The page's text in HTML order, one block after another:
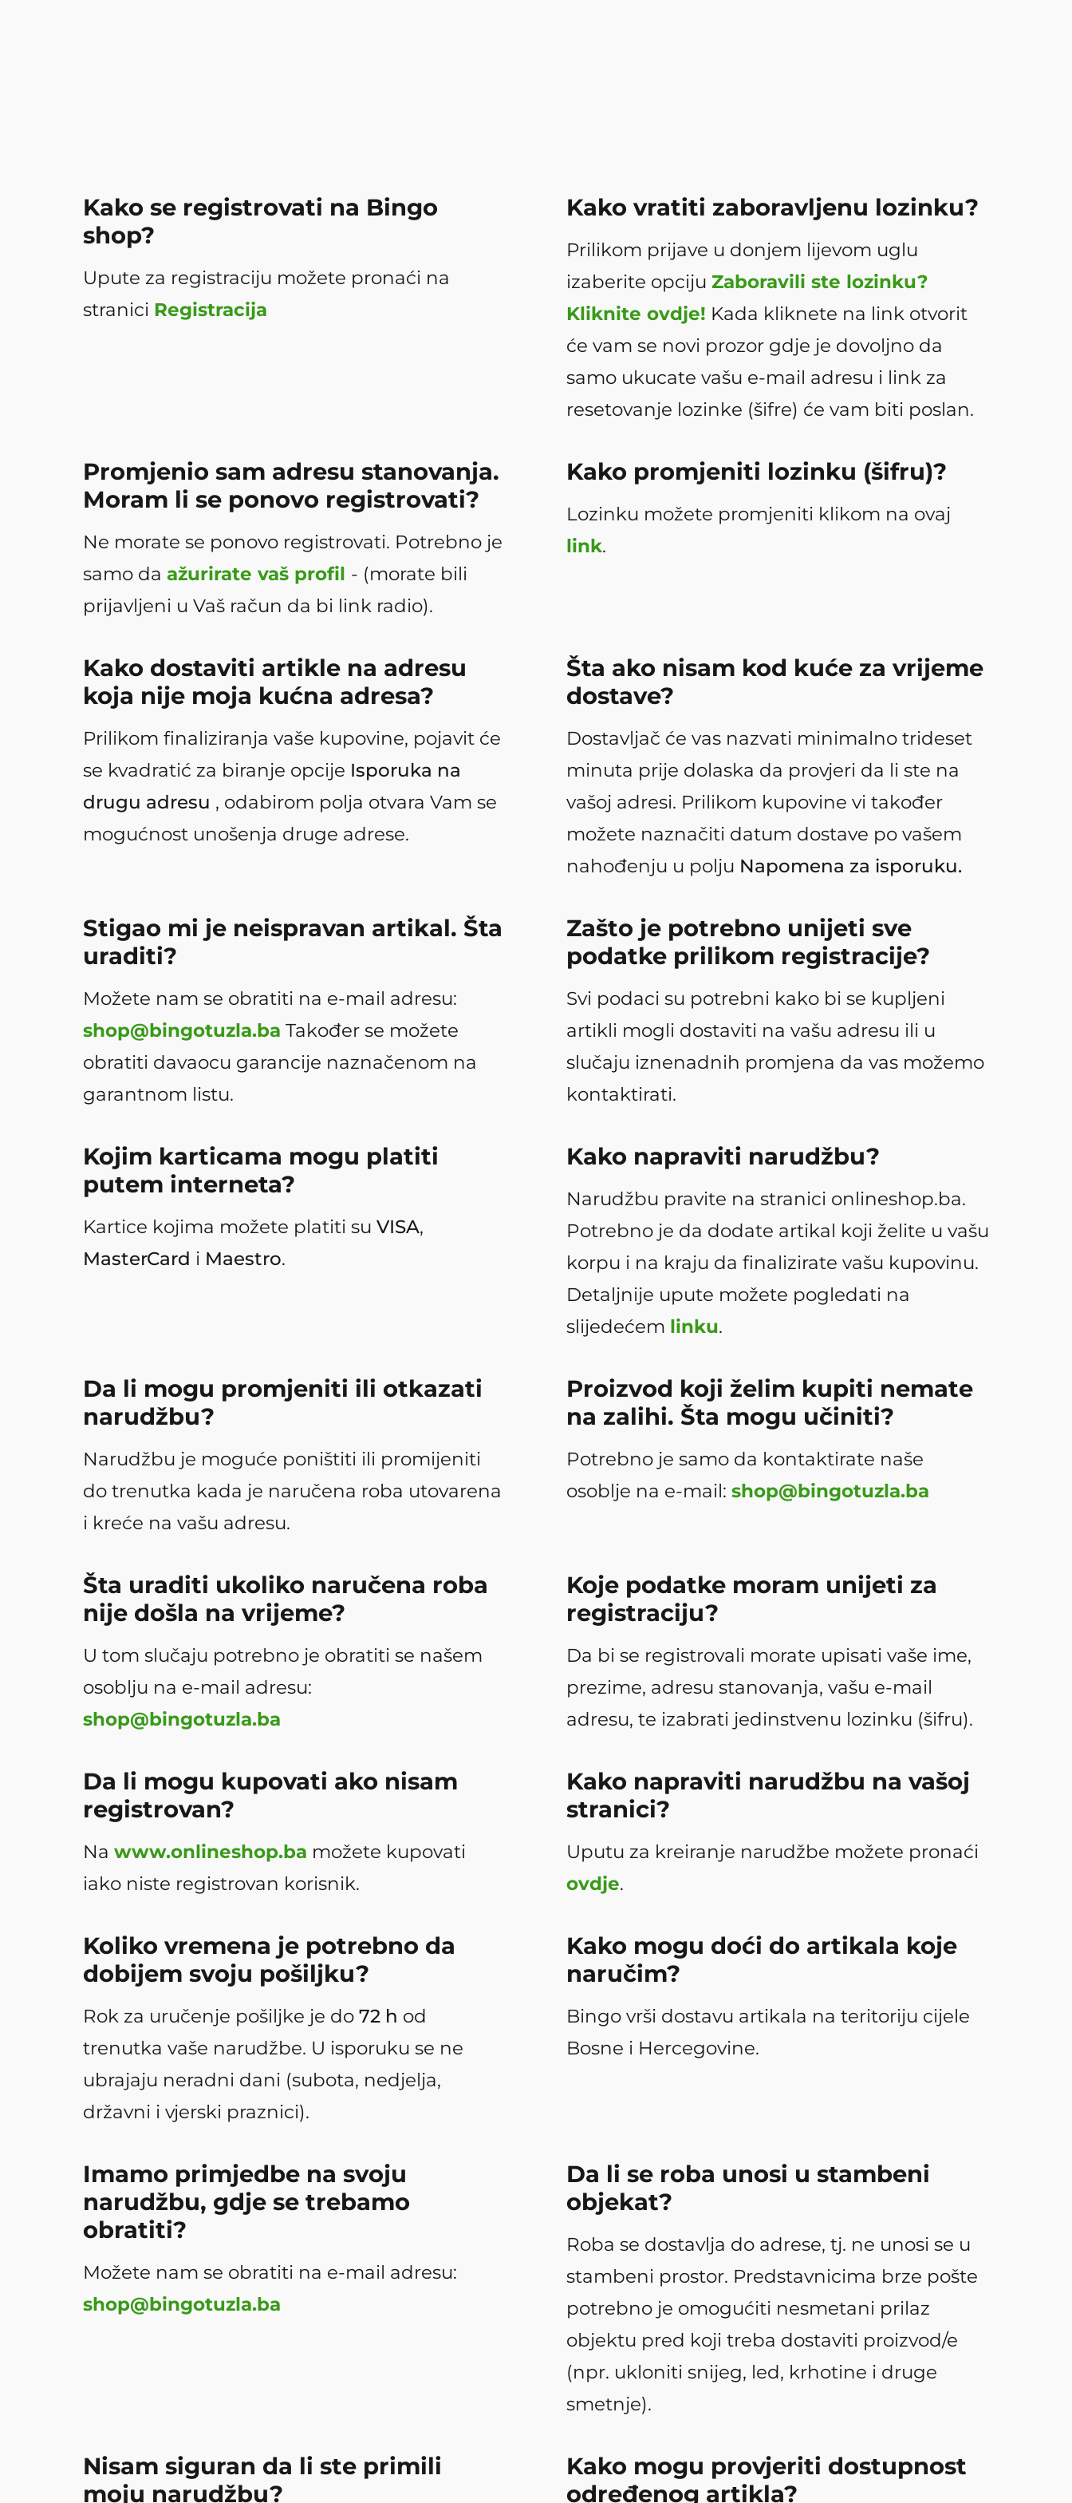
Kako se registrovati na Bingo
shop?
Upute za registraciju možete pronaći na
stranici Registracija
Kako vratiti zaboravljenu lozinku?
Prilikom prijave u donjem lijevom uglu
izaberite opciju Zaboravili ste lozinku?
Kliknite ovdje! Kada kliknete na link otvorit
će vam se novi prozor gdje je dovoljno da
samo ukucate vašu e-mail adresu i link za
resetovanje lozinke (šifre) će vam biti poslan.
Promjenio sam adresu stanovanja.
Moram li se ponovo registrovati?
Ne morate se ponovo registrovati. Potrebno je
samo da ažurirate vaš profil - (morate bili
prijavljeni u Vaš račun da bi link radio).
Kako promjeniti lozinku (šifru)?
Lozinku možete promjeniti klikom na ovaj
link.
Kako dostaviti artikle na adresu
koja nije moja kućna adresa?
Prilikom finaliziranja vaše kupovine, pojavit će
se kvadratić za biranje opcije Isporuka na
drugu adresu , odabirom polja otvara Vam se
mogućnost unošenja druge adrese.
Šta ako nisam kod kuće za vrijeme
dostave?
Dostavljač će vas nazvati minimalno trideset
minuta prije dolaska da provjeri da li ste na
vašoj adresi. Prilikom kupovine vi također
možete naznačiti datum dostave po vašem
nahođenju u polju Napomena za isporuku.
Stigao mi je neispravan artikal. Šta
uraditi?
Možete nam se obratiti na e-mail adresu:
shop@bingotuzla.ba Također se možete
obratiti davaocu garancije naznačenom na
garantnom listu.
Zašto je potrebno unijeti sve
podatke prilikom registracije?
Svi podaci su potrebni kako bi se kupljeni
artikli mogli dostaviti na vašu adresu ili u
slučaju iznenadnih promjena da vas možemo
kontaktirati.
Kojim karticama mogu platiti
putem interneta?
Kartice kojima možete platiti su VISA,
MasterCard i Maestro.
Kako napraviti narudžbu?
Narudžbu pravite na stranici onlineshop.ba.
Potrebno je da dodate artikal koji želite u vašu
korpu i na kraju da finalizirate vašu kupovinu.
Detaljnije upute možete pogledati na
slijedećem linku.
Da li mogu promjeniti ili otkazati
narudžbu?
Narudžbu je moguće poništiti ili promijeniti
do trenutka kada je naručena roba utovarena
i kreće na vašu adresu.
Proizvod koji želim kupiti nemate
na zalihi. Šta mogu učiniti?
Potrebno je samo da kontaktirate naše
osoblje na e-mail: shop@bingotuzla.ba
Šta uraditi ukoliko naručena roba
nije došla na vrijeme?
U tom slučaju potrebno je obratiti se našem
osoblju na e-mail adresu:
shop@bingotuzla.ba
Koje podatke moram unijeti za
registraciju?
Da bi se registrovali morate upisati vaše ime,
prezime, adresu stanovanja, vašu e-mail
adresu, te izabrati jedinstvenu lozinku (šifru).
Da li mogu kupovati ako nisam
registrovan?
Na www.onlineshop.ba možete kupovati
iako niste registrovan korisnik.
Kako napraviti narudžbu na vašoj
stranici?
Uputu za kreiranje narudžbe možete pronaći
ovdje.
Koliko vremena je potrebno da
dobijem svoju pošiljku?
Rok za uručenje pošiljke je do 72 h od
trenutka vaše narudžbe. U isporuku se ne
ubrajaju neradni dani (subota, nedjelja,
državni i vjerski praznici).
Kako mogu doći do artikala koje
naručim?
Bingo vrši dostavu artikala na teritoriju cijele
Bosne i Hercegovine.
Imamo primjedbe na svoju
narudžbu, gdje se trebamo
obratiti?
Možete nam se obratiti na e-mail adresu:
shop@bingotuzla.ba
Da li se roba unosi u stambeni
objekat?
Roba se dostavlja do adrese, tj. ne unosi se u
stambeni prostor. Predstavnicima brze pošte
potrebno je omogućiti nesmetani prilaz
objektu pred koji treba dostaviti proizvod/e
(npr. ukloniti snijeg, led, krhotine i druge
smetnje).
Nisam siguran da li ste primili
moju narudžbu?
Kako mogu provjeriti dostupnost
određenog artikla?